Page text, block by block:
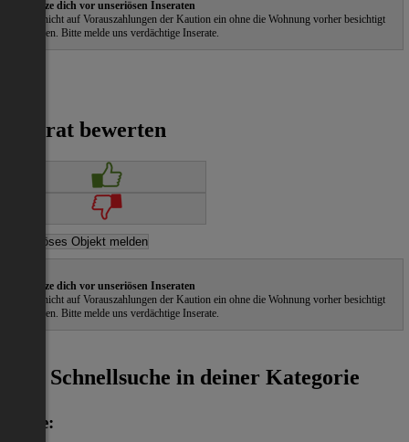
Schütze dich vor unseriösen Inseraten
Gehe nicht auf Vorauszahlungen der Kaution ein ohne die Wohnung vorher besichtigt
zu haben. Bitte melde uns verdächtige Inserate.
Inserat bewerten
Schütze dich vor unseriösen Inseraten
Gehe nicht auf Vorauszahlungen der Kaution ein ohne die Wohnung vorher besichtigt
zu haben. Bitte melde uns verdächtige Inserate.
Schnellsuche in deiner Kategorie
Miete: